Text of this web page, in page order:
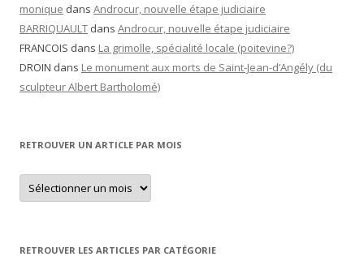
monique dans Androcur, nouvelle étape judiciaire
BARRIQUAULT dans Androcur, nouvelle étape judiciaire
FRANCOIS dans La grimolle, spécialité locale (poitevine?)
DROIN dans Le monument aux morts de Saint-Jean-d’Angély (du
sculpteur Albert Bartholomé)
RETROUVER UN ARTICLE PAR MOIS
Retrouver
un
article
RETROUVER LES ARTICLES PAR CATÉGORIE